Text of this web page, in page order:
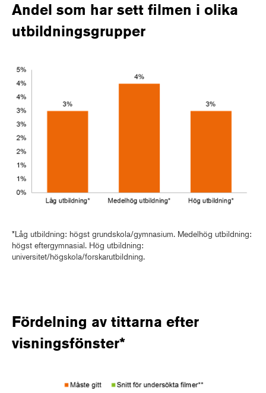
Andel som har sett filmen i olika
utbildningsgrupper
*Låg utbildning: högst grundskola/gymnasium. Medelhög utbildning:
högst eftergymnasial. Hög utbildning:
universitet/högskola/forskarutbildning.
Fördelning av tittarna efter
visningsfönster*